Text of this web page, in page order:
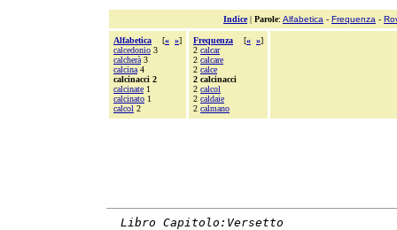
Indice| Parole: Alfabetica - Frequenza -
Alfabetica [« »]
calcedonio 3
calcherà 3
calcina 4
calcinacci 2
calcinate 1
calcinato 1
calcol 2
Frequenza [« »]
2 calcar
2 calcare
2 calce
2 calcinacci
2 calcol
2 caldaie
2 calmano
Libro Capitolo:Versetto